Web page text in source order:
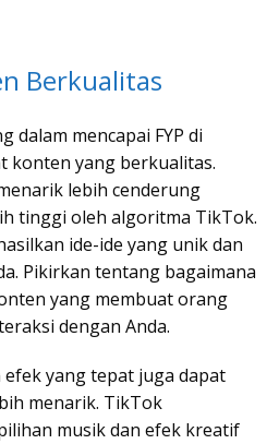
Berkualitas
dalam mencapai FYP di
konten yang berkualitas.
lebih cenderung
tinggi oleh algoritma TikTok.
ide-ide yang unik dan
Pikirkan tentang bagaimana
yang membuat orang
dengan Anda.
yang tepat juga dapat
menarik. TikTok
musik dan efek kreatif